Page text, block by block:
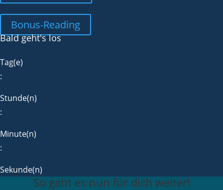
Bonus-Reading
Bald geht's los
Tag(e)
:
Stunde(n)
:
Minute(n)
:
Sekunde(n)
So geht es nun für dich weiter!